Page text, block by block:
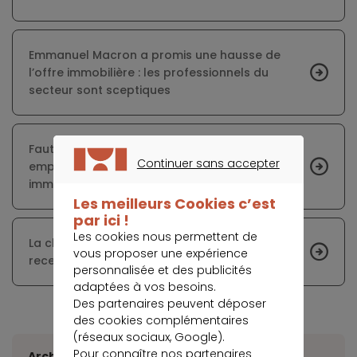
Emmanuel Macron a promis une hausse de
l’offre immobilière : les professionnels du
secteur sont sceptiques
Faute d’aides gouvernementales, les
emprunteurs s’en remettent aux crédits
immobiliers longue durée
La chute du nombre de PTZ en 2018 après le
recentrage
Continuer sans accepter
Les meilleurs Cookies c’est
par ici !
Les cookies nous permettent de
vous proposer une expérience
personnalisée et des publicités
adaptées à vos besoins.
Des partenaires peuvent déposer
des cookies complémentaires
(réseaux sociaux, Google).
Pour connaître nos partenaires